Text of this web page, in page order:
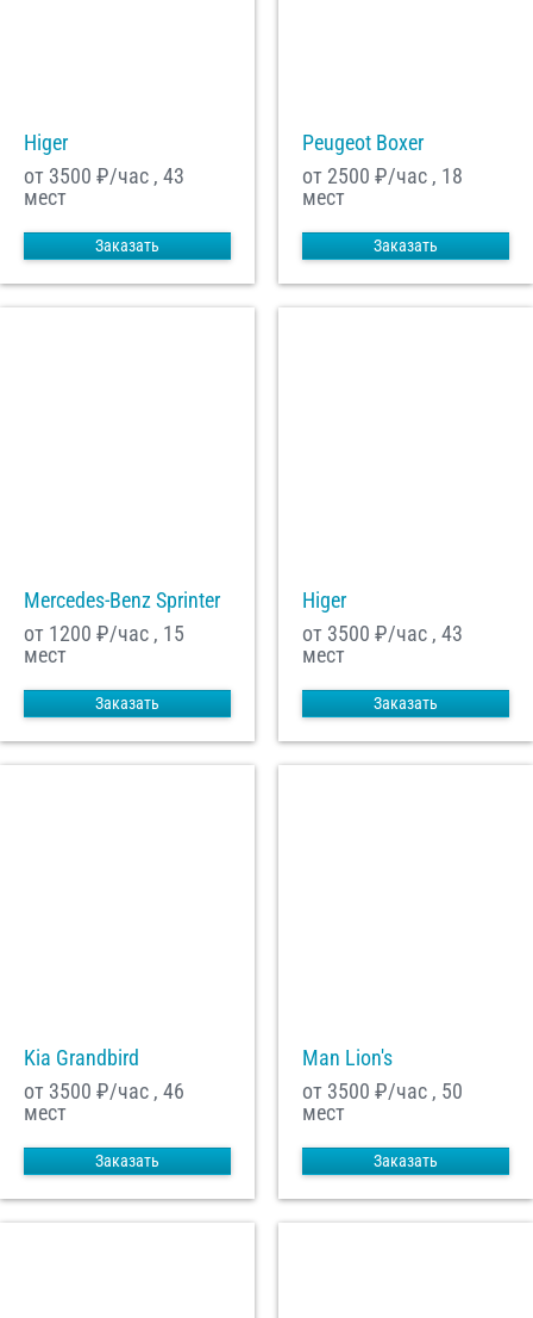
Higer
от 3500 ₽/час , 43
мест
Заказать
Peugeot Boxer
от 2500 ₽/час , 18
мест
Заказать
Mercedes-Benz Sprinter
от 1200 ₽/час , 15
мест
Заказать
Higer
от 3500 ₽/час , 43
мест
Заказать
Kia Grandbird
от 3500 ₽/час , 46
мест
Заказать
Man Lion's
от 3500 ₽/час , 50
мест
Заказать